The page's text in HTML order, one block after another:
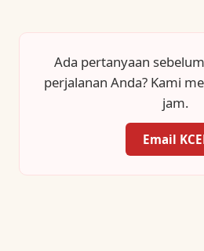
Ada pertanyaan
perjalanan Anda? Kami
jam.
Email